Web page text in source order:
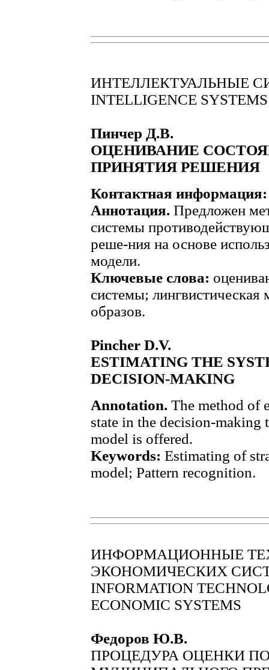
ИНТЕЛЛЕКТУАЛЬНЫЕ
INTELLIGENCE SYSTEMS
Пинчер Д.В.
ОЦЕНИВАНИЕ
ПРИНЯТИЯ РЕШЕНИЯ
Контактная информация:
Аннотация. Предложен
системы
реше-ния на основе
модели.
Ключевые слова:
системы; лингвистическая
образов.
Pincher D.V.
ESTIMATING THE
DECISION-MAKING
Annotation. The method of
state in the decision-making
model is offered.
Keywords: Estimating of
model; Pattern recognition.
ИНФОРМАЦИОННЫЕ
ЭКОНОМИЧЕСКИХ
INFORMATION
ECONOMIC SYSTEMS
Федоров Ю.В.
ПРОЦЕДУРА ОЦЕНКИ